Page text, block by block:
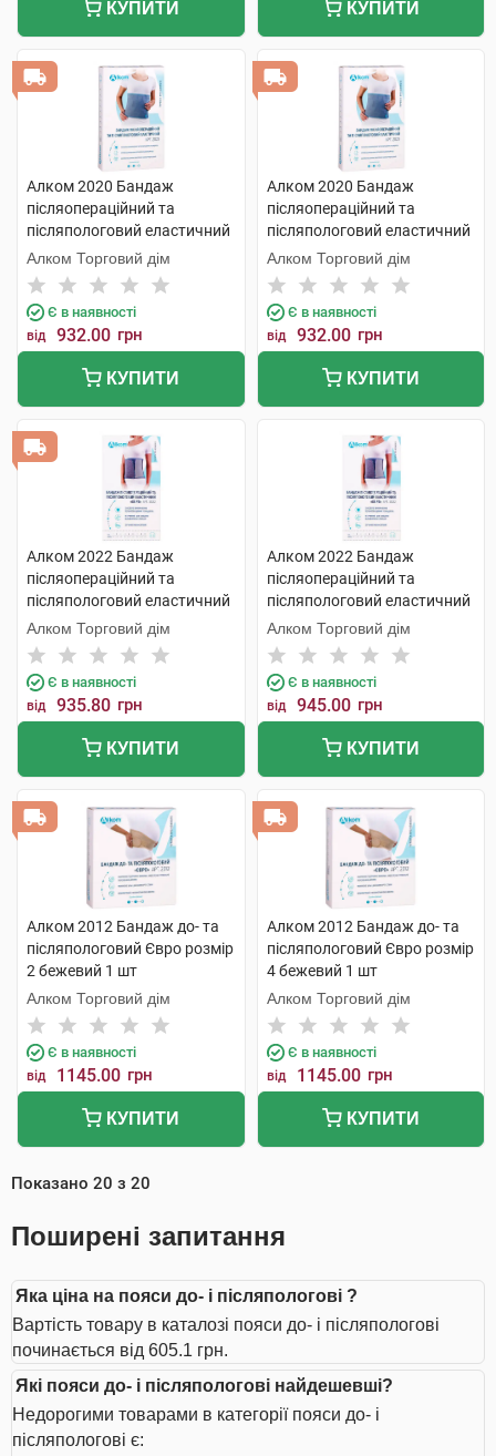
КУПИТИ КУПИТИ
Алком 2020 Бандаж
післяопераційний та
післяпологовий еластичний
розмір 2 1 шт
Алком Торговий дім
Є в наявності
від 932.00 грн
КУПИТИ
Алком 2020 Бандаж
післяопераційний та
післяпологовий еластичний
розмір 6 1 шт
Алком Торговий дім
Є в наявності
від 932.00 грн
КУПИТИ
Алком 2022 Бандаж
післяопераційний та
післяпологовий еластичний
Євро розмір 3 1 шт
Алком Торговий дім
Є в наявності
від 935.80 грн
КУПИТИ
Алком 2022 Бандаж
післяопераційний та
післяпологовий еластичний
Євро розмір 4 1 шт
Алком Торговий дім
Є в наявності
від 945.00 грн
КУПИТИ
Алком 2012 Бандаж до- та
післяпологовий Євро розмір
2 бежевий 1 шт
Алком Торговий дім
Є в наявності
від 1145.00 грн
КУПИТИ
Алком 2012 Бандаж до- та
післяпологовий Євро розмір
4 бежевий 1 шт
Алком Торговий дім
Є в наявності
від 1145.00 грн
КУПИТИ
Показано 20 з 20
Поширені запитання
Яка ціна на пояси до- і післяпологові ?
Вартість товару в каталозі пояси до- і післяпологові
починається від 605.1 грн.
Які пояси до- і післяпологові найдешевші?
Недорогими товарами в категорії пояси до- і
післяпологові є: